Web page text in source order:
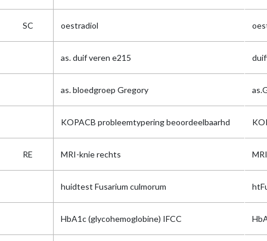
SC oestradiol
as. duif veren e215
as. bloedgroep Gregory
KOPACB probleemtypering beoordeelbaarhd
RE MRI-knie rechts
huidtest Fusarium culmorum
HbA1c (glycohemoglobine) IFCC